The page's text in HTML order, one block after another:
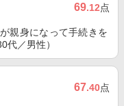
69.12点
親身になって手続きを
代／男性）
67.40点